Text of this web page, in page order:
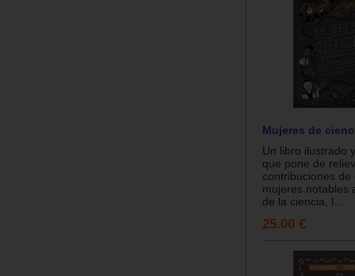
Mujeres de
Un libro ilustrado
que pone de
contribuciones de
mujeres notables
de la ciencia, l...
25.00 €